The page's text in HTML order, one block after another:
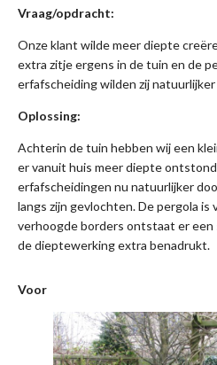
Vraag/opdracht:
Onze klant wilde meer diepte
extra zitje ergens in de tuin en de
erfafscheiding wilden zij
Oplossing:
Achterin de tuin hebben wij een
er vanuit huis meer diepte
erfafscheidingen nu natuurlijker
langs zijn gevlochten. De pergola is
verhoogde borders ontstaat er
de dieptewerking extra benadrukt.
Voor